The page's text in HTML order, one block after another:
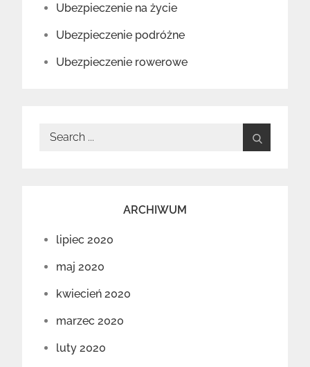
Ubezpieczenie na życie
Ubezpieczenie podróżne
Ubezpieczenie rowerowe
Search
ARCHIWUM
lipiec 2020
maj 2020
kwiecień 2020
marzec 2020
luty 2020